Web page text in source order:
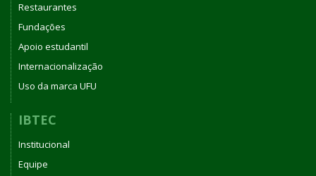
Restaurantes
Fundações
Apoio estudantil
Internacionalização
Uso da marca UFU
IBTEC
Institucional
Equipe